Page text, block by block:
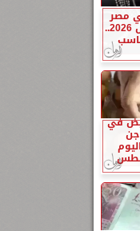
مصر
اليوم 5 أغسطس 2026..
في
5 أغسطس